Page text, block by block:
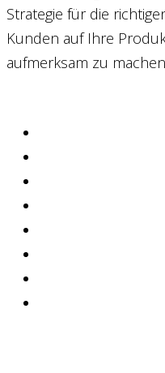
Strategie für die
Kunden auf Ihre
aufmerksam zu